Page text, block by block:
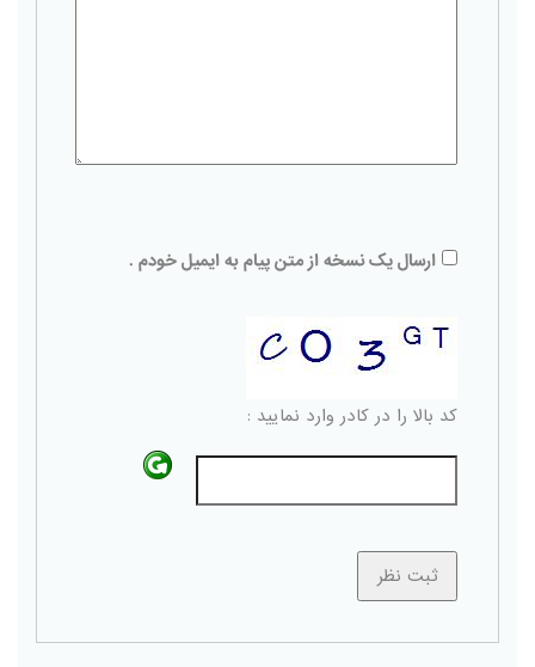
ارسال یک نسخه از متن پیام به ایمیل خودم .
کد بالا را در کادر وارد نمایید :